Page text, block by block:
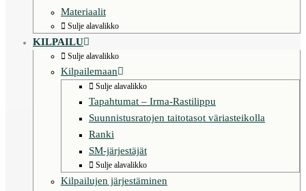
Materiaalit
Sulje alavalikko
KILPAILU
Sulje alavalikko
Kilpailemaan
Sulje alavalikko
Tapahtumat – Irma-Rastilippu
Suunnistusratojen taitotasot väriasteikolla
Ranki
SM-järjestäjät
Sulje alavalikko
Kilpailujen järjestäminen